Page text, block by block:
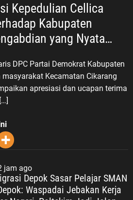
Kepedulian Cellica
Kabupaten
yang Nyata
DPC Partai Demokrat Kabupaten
Kecamatan Cikarang
apresiasi dan ucapan terima
jam ago
Depok Sasar Pelajar SMAN
Waspadai Jebakan Kerja